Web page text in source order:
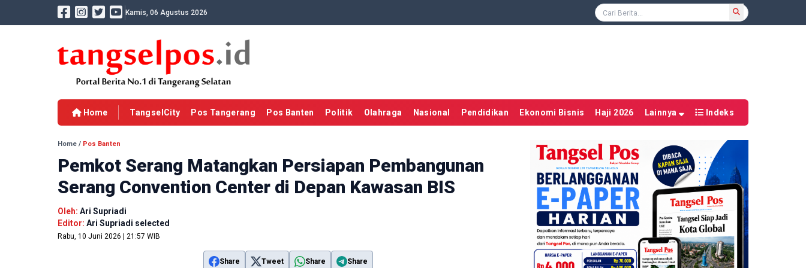
Kamis, 06 Agustus 2026
Home TangselCity Pos Tangerang Pos Banten Politik Olahraga Nasional Pendidikan Ekonomi Bisnis Haji 2026 Lainnya Indeks
Home / Pos Banten
Pemkot Serang Matangkan Persiapan Pembangunan
Serang Convention Center di Depan Kawasan BIS
Oleh: Ari Supriadi
Editor: Ari Supriadi selected
Rabu, 10 Juni 2026 | 21:57 WIB
Share Tweet Share Share